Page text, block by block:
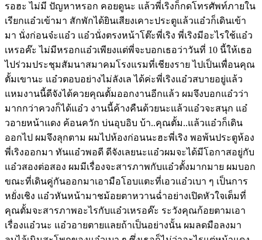
รอฮะ ไม่มี ปัญหาหรอก คอยดูนะ แล้วพี่เริงก็กดโทรศัพท์ภายใน
เรียกแอ๋วเข้ามา สักพักได้ยินเสียงเคาะประตูแล้วแอ๋วก็เดินเข้า
มา นั่งก่อนจ๋ะแอ๋ว แอ๋วนั่งตรงหน้าโต๊ะพี่เริง พี่เริงมีอะไรใช้แอ๋ว
เหรอค๊ะ ไม่มีหรอกแอ๋วเพียงแต่พี่จะบอกเธอว่าวันที่ 10 นี้ให้เธอ
ไปร่วมประชุมสัมนาสมาคมโรงแรมที่เชียงราย ไปเป็นเพื่อนคุณ
ตั้มเขานะ แอ๋วตอบอย่างไม่ลังเล ได้ค่ะพี่เริงแอ๋วสบายอยู่แล้ว
แหมงานนี้ดีจังได้ควยคุณตั้มออกงานอีกแล้ว ผมจึงบอกแอ๋วว่า
มากกว่าควงก็ได้แอ๋ว งานนี้ค้างคืนด้วยนะแล้วแอ๋วจะสนุก แอ๋
วอายหน้าแดง ค้อนควัก บ่นอุบอิบ บ้า..คุณตั้ม..แล้วแอ๋วก็เดิน
ออกไป ผมจึงลุกตาม ผมไปห้องก่อนนะฮะพี่เริง พอพ้นประตูห้อง
พี่เริงออกมา ทันแอ๋วพอดี ดีจังเลยนะแอ๋วผมจะได้มีโอกาสอยู่กับ
แอ๋วสองต่อสอง ผมมีเรื่องจะสารภาพกับแอ๋วตั้งมากมาย ผมบอก
ขณะที่เดินคู่กันออกมาเอามือโอบแตะที่เอวแอ๋วเบา ๆ เป็นการ
หยั่งเชิง แอ๋วหันหน้ามาชม้อยตาหวานฉ่ำอย่างเปิดหัวใจเต็มที่
คุณตั้มจะสารภาพอะไรกับแอ๋วเหรอค๊ะ ระวังคุณก้อยตามเอา
เรื่องแอ๋วนะ แอ๋วอายตายแลยถ้าเป็นอย่างนั้น ผมลดมือลงมา